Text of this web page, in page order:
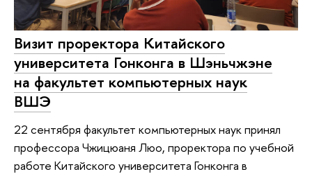
Визит проректора Китайского
университета Гонконга в Шэньчжэне
на факультет компьютерных наук
ВШЭ
22 сентября факультет компьютерных наук принял
профессора Чжицюаня Люо, проректора по учебной
работе Китайского университета Гонконга в